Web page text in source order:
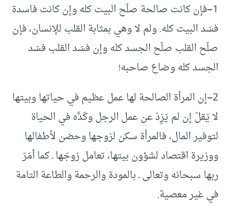
1
–فإن كانت صالحة صلَح البيت كله وإن كانت فاسدة
فسَد البيت كله. ولم لا وهي بمثابة القلب للإنسان، فإن
صلَح القلب صلَح الجسد كله وإن فسَد القلب فسَد
الجسد كله وضاع صاحبه!
2
–إن المرأة الصالحة لها عمل عظيم في حياتها وبيتها
لا يَقلّ إن لم يَزِدْ عن عمل الرجل وكَدِّه في الحياة
لتوفير المال، فالمرأة سكن لزوجها وحضن لأطفالها
ووزيرة اقتصاد لشؤون بيتها، تعامل زوجَها ـ كما أمَرَ
ربها سبحانه وتعالى ـ بالمودة والرحمة والطاعة التامة
في غير معصية.